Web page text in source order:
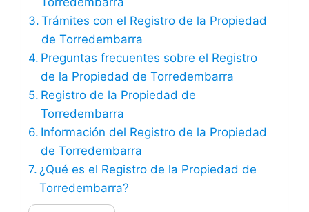
Trámites con el Registro de la Propiedad
de Torredembarra
Preguntas frecuentes sobre el Registro
de la Propiedad de Torredembarra
Registro de la Propiedad de
Torredembarra
Información del Registro de la Propiedad
de Torredembarra
¿Qué es el Registro de la Propiedad de
Torredembarra?